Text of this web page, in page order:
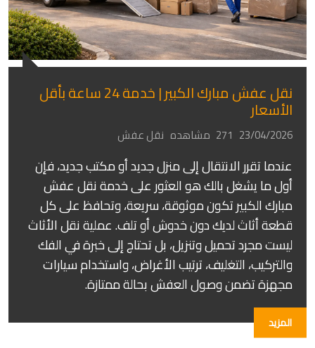
نقل عفش مبارك الكبير | خدمة 24 ساعة بأقل
الأسعار
23/04/2026 271 مشاهده نقل عفش
عندما تقرر الانتقال إلى منزل جديد أو مكتب جديد، فإن
أول ما يشغل بالك هو العثور على خدمة نقل عفش
مبارك الكبير تكون موثوقة، سريعة، وتحافظ على كل
قطعة أثاث لديك دون خدوش أو تلف. عملية نقل الأثاث
ليست مجرد تحميل وتنزيل، بل تحتاج إلى خبرة في الفك
والتركيب، التغليف، ترتيب الأغراض، واستخدام سيارات
مجهزة تضمن وصول العفش بحالة ممتازة.
المزيد